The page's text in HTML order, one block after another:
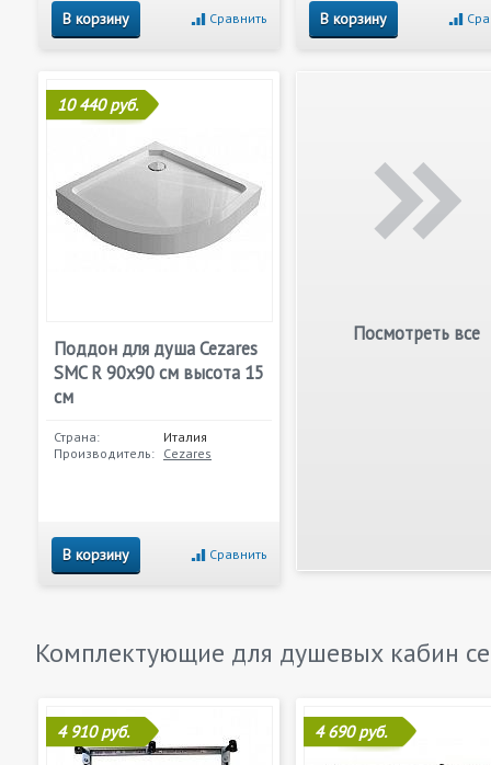
В корзину Сравнить В корзину
10 440 руб.
Поддон для душа Cezares
SMC R 90x90 см высота 15
см
Страна:
Италия
Производитель: Cezares
В корзину Сравнить
Посмотреть все
Комплектующие для душевых кабин
4 910 руб. 4 690 руб.